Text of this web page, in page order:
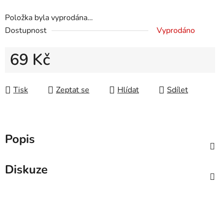
Položka byla vyprodána…
Dostupnost
Vyprodáno
69 Kč
Tisk
Zeptat se Hlídat Sdílet
Popis
Diskuze